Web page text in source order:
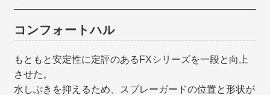
コンフォートハル
もともと安定性に定評のあるFXシリーズを一段と向上
させた。
水しぶきを抑えるため、スプレーガードの位置と形状が